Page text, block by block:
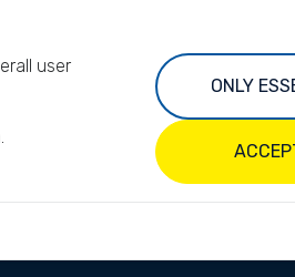
user
ONLY